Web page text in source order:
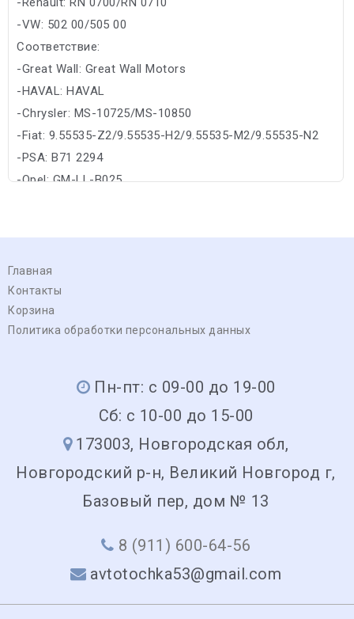
-VW: 502 00/505 00
Соответствие:
-Great Wall: Great Wall Motors
-HAVAL: HAVAL
-Chrysler: MS-10725/MS-10850
-Fiat: 9.55535-Z2/9.55535-H2/9.55535-M2/9.55535-N2
-PSA: B71 2294
-Opel: GM-LL-B025
Главная
Контакты
Корзина
Политика обработки персональных данных
Пн-пт: с 09-00 до 19-00
Сб: с 10-00 до 15-00
173003, Новгородская обл,
Новгородский р-н, Великий Новгород г,
Базовый пер, дом № 13
8 (911) 600-64-56
avtotochka53@gmail.com